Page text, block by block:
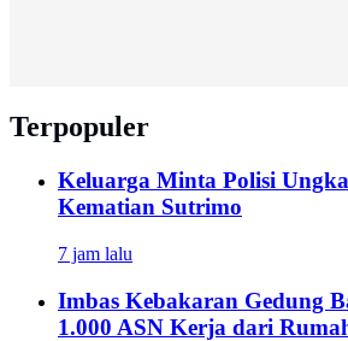
Terpopuler
Keluarga Minta Polisi
Kematian Sutrimo
7 jam lalu
Imbas Kebakaran Gedung
1.000 ASN Kerja dari